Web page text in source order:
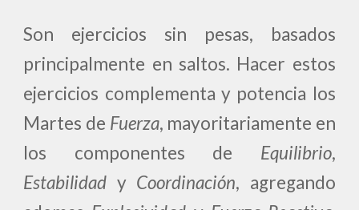
Son ejercicios sin pesas, basados
principalmente en saltos. Hacer estos
ejercicios complementa y potencia los
Martes de Fuerza, mayoritariamente en
los componentes de Equilibrio,
Estabilidad y Coordinación, agregando